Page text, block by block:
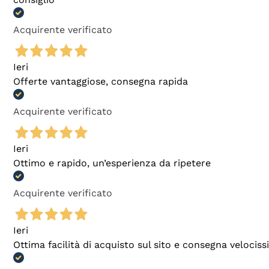
Acquirente verificato
Ieri
Offerte vantaggiose, consegna rapida
Acquirente verificato
Ieri
Ottimo e rapido, un’esperienza da ripetere
Acquirente verificato
Ieri
Ottima facilità di acquisto sul sito e consegna